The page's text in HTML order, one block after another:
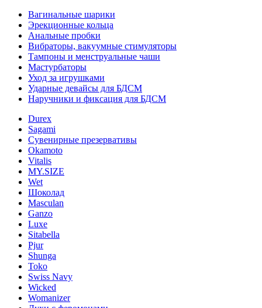
Вагинальные шарики
Эрекционные кольца
Анальные пробки
Вибраторы, вакуумные стимуляторы
Тампоны и менструальные чаши
Мастурбаторы
Уход за игрушками
Ударные девайсы для БДСМ
Наручники и фиксация для БДСМ
Durex
Sagami
Сувенирные презервативы
Okamoto
Vitalis
MY.SIZE
Wet
Шоколад
Masculan
Ganzo
Luxe
Sitabella
Pjur
Shunga
Toko
Swiss Navy
Wicked
Womanizer